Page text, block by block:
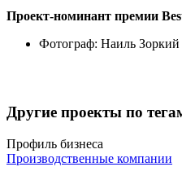
Проект-номинант премии
Фотограф: Наиль Зоркий
Другие проекты по
Профиль бизнеса
Производственные компании